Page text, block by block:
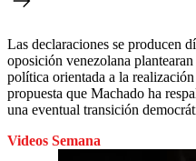
Las declaraciones se producen
oposición venezolana
política orientada a la
propuesta que Machado ha
una eventual transición
Videos Semana